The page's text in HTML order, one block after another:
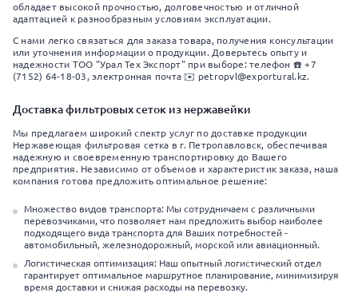
обладает высокой прочностью, долговечностью и отличной
адаптацией к разнообразным условиям эксплуатации.
С нами легко связаться для заказа товара, получения консультации
или уточнения информации о продукции. Доверьтесь опыту и
надежности ТОО "Урал Тех Экспорт" при выборе: телефон ☎️ +7
(7152) 64-18-03, электронная почта ✉️ petropvl@exportural.kz.
Доставка фильтровых сеток из нержавейки
Мы предлагаем широкий спектр услуг по доставке продукции
Нержавеющая фильтровая сетка в г. Петропавловск, обеспечивая
надежную и своевременную транспортировку до Вашего
предприятия. Независимо от объемов и характеристик заказа, наша
компания готова предложить оптимальное решение:
Множество видов транспорта: Мы сотрудничаем с различными
перевозчиками, что позволяет нам предложить выбор наиболее
подходящего вида транспорта для Ваших потребностей -
автомобильный, железнодорожный, морской или авиационный.
Логистическая оптимизация: Наш опытный логистический отдел
гарантирует оптимальное маршрутное планирование, минимизируя
время доставки и снижая расходы на перевозку.